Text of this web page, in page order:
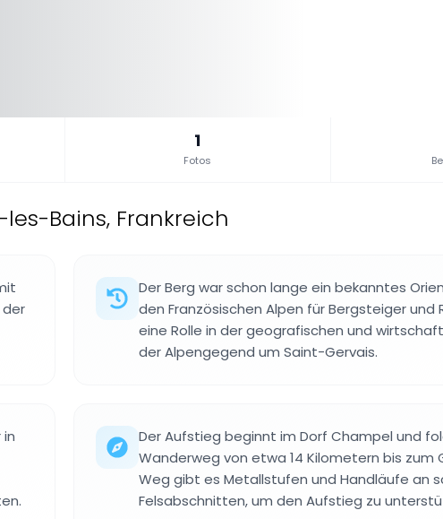
1
Fotos
Bains, Frankreich
der
Der Berg war schon lange ein bekanntes
den Französischen Alpen für Bergsteiger und
eine Rolle in der geografischen und
der Alpengegend um Saint-Gervais.
Der Aufstieg beginnt im Dorf Champel und
Wanderweg von etwa 14 Kilometern bis zum
Weg gibt es Metallstufen und Handläufe an
Felsabschnitten, um den Aufstieg zu